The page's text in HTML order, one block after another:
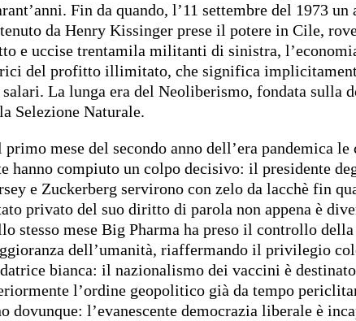
Fin da quando, l’11 settembre del 1973 un
da Henry Kissinger prese il potere in Cile,
e uccise trentamila militanti di sinistra,
del profitto illimitato, che significa
La lunga era del Neoliberismo, fondata sulla
Selezione Naturale.
primo mese del secondo anno dell’era pandemica
hanno compiuto un colpo decisivo: il presidente
e Zuckerberg servirono con zelo da lacchè fin
privato del suo diritto di parola non appena è
stesso mese Big Pharma ha preso il controllo
dell’umanità, riaffermando il privilegio
bianca: il nazionalismo dei vaccini è
l’ordine geopolitico già da tempo
dovunque: l’evanescente democrazia liberale è